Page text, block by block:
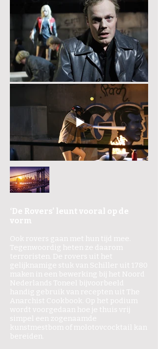
‘De Rovers’ leunt vooral op de
vorm
Ook rovers gaan met hun tijd mee.
Tegenwoordig heten ze daarom
terroristen. De rovers uit het
gelijknamige stuk van Schiller uit 1780
maken in een bewerking bij het Noord
Nederlands Toneel bijvoorbeeld
handig gebruik van recepten uit The
Anarchist Cookbook. Op het podium
wordt voorgedaan hoe je thuis vrij
simpel een zogenaamde
kunstmestbom of molotovcocktail kan
bereiden.